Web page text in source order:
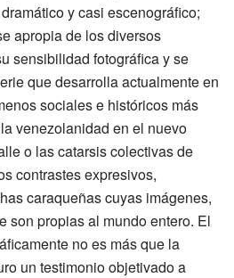
y casi escenográfico;
apropia de los diversos
sensibilidad fotográfica y se
que desarrolla actualmente en
sociales e históricos más
venezolanidad en el nuevo
o las catarsis colectivas de
contrastes expresivos,
caraqueñas cuyas imágenes,
son propias al mundo entero. El
no es más que la
un testimonio objetivado a